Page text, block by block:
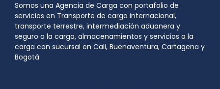
Somos una Agencia de Carga con portafolio de
servicios en Transporte de carga internacional,
transporte terrestre, intermediación aduanera y
seguro a la carga, almacenamientos y servicios a la
carga con sucursal en Cali, Buenaventura, Cartagena y
Bogotá